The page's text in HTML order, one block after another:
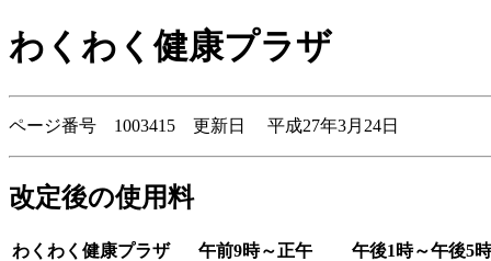
わくわく健康プラザ
ページ番号 1003415 更新日 平成27年3月24日
改定後の使用料
わくわく健康プラザ 午前9時～正午 午後1時～午後5時